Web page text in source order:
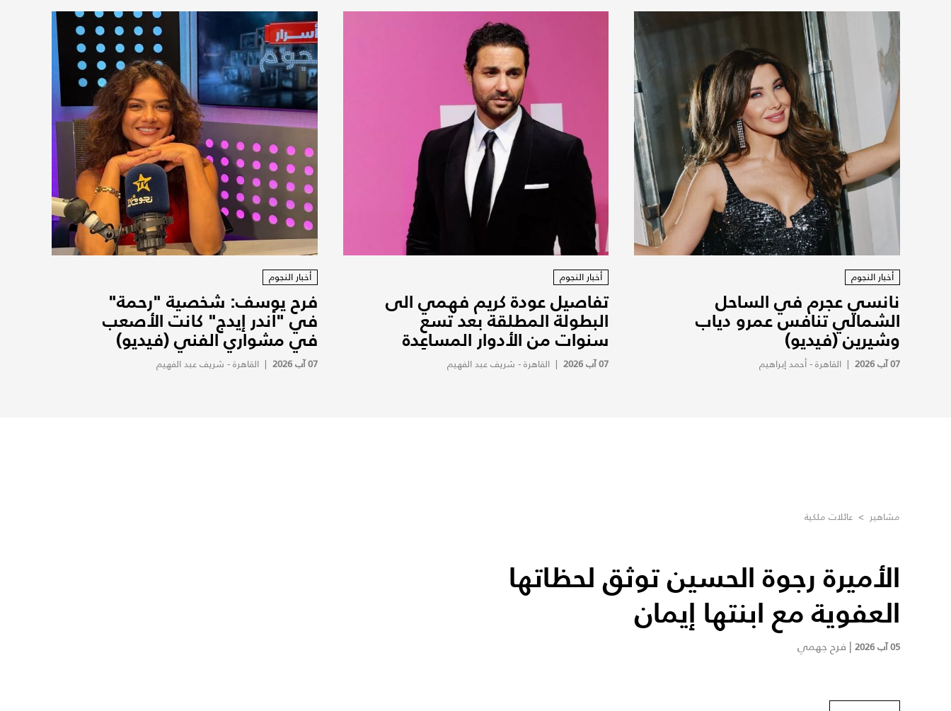
أخبار النجوم
نانسي عجرم في الساحل
الشمالي تنافس عمرو دياب
وشيرين (فيديو)
07 آب 2026 | القاهرة - أحمد إبراهيم
أخبار النجوم
تفاصيل عودة كريم فهمي الى
البطولة المطلقة بعد تسع
سنوات من الأدوار المساعِدة
07 آب 2026 | القاهرة - شريف عبد الفهيم
أخبار النجوم
فرح يوسف: شخصية "رحمة"
في "أندر إيدج" كانت الأصعب
في مشواري الفني (فيديو)
07 آب 2026 |القاهرة - شريف عبد الفهيم
مشاهير > عائلات ملكية
الأميرة رجوة الحسين توثق لحظاتها
العفوية مع ابنتها إيمان
05 آب 2026 | فرح جهمي